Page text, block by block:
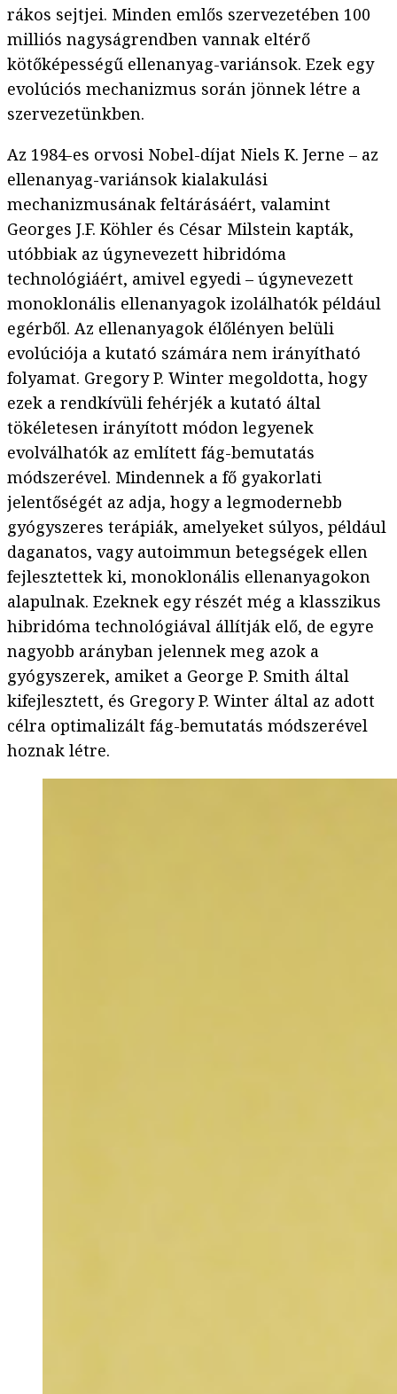
rákos sejtjei. Minden emlős szervezetében 100
milliós nagyságrendben vannak eltérő
kötőképességű ellenanyag-variánsok. Ezek egy
evolúciós mechanizmus során jönnek létre a
szervezetünkben.
Az 1984-es orvosi Nobel-díjat Niels K. Jerne – az
ellenanyag-variánsok kialakulási
mechanizmusának feltárásáért, valamint
Georges J.F. Köhler és César Milstein kapták,
utóbbiak az úgynevezett hibridóma
technológiáért, amivel egyedi – úgynevezett
monoklonális ellenanyagok izolálhatók például
egérből. Az ellenanyagok élőlényen belüli
evolúciója a kutató számára nem irányítható
folyamat. Gregory P. Winter megoldotta, hogy
ezek a rendkívüli fehérjék a kutató által
tökéletesen irányított módon legyenek
evolválhatók az említett fág-bemutatás
módszerével. Mindennek a fő gyakorlati
jelentőségét az adja, hogy a legmodernebb
gyógyszeres terápiák, amelyeket súlyos, például
daganatos, vagy autoimmun betegségek ellen
fejlesztettek ki, monoklonális ellenanyagokon
alapulnak. Ezeknek egy részét még a klasszikus
hibridóma technológiával állítják elő, de egyre
nagyobb arányban jelennek meg azok a
gyógyszerek, amiket a George P. Smith által
kifejlesztett, és Gregory P. Winter által az adott
célra optimalizált fág-bemutatás módszerével
hoznak létre.